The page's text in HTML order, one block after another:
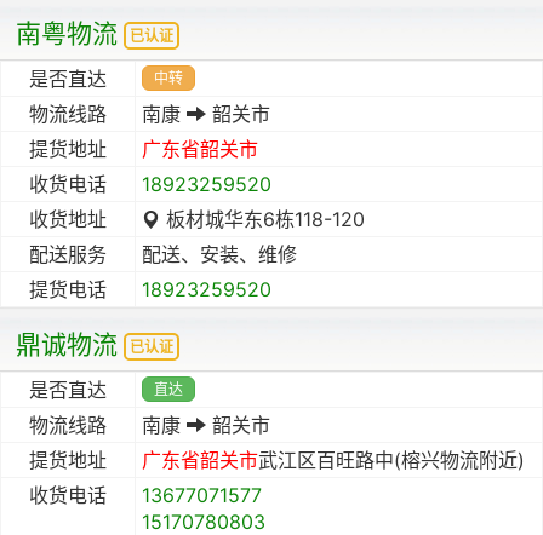
南粤物流 已认证
是否直达 中转
物流线路 南康
韶关市
提货地址
广东省韶关市
收货电话
18923259520
收货地址
板材城华东6栋118-120
配送服务
配送、安装、维修
提货电话
18923259520
鼎诚物流 已认证
是否直达 直达
物流线路 南康
韶关市
提货地址
广东省韶关市武江区百旺路中(榕兴物流附近)
收货电话
13677071577
15170780803